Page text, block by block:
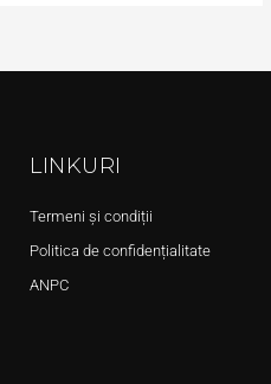
LINKURI
Termeni și condiții
Politica de confidențialitate
ANPC